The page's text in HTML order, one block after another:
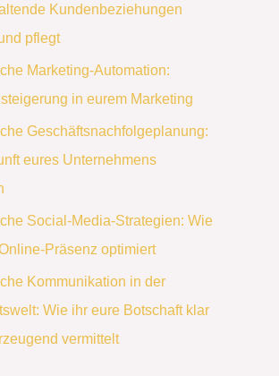
Kundenbeziehungen
pflegt
Marketing-Automation:
in eurem Marketing
Geschäftsnachfolgeplanung:
eures Unternehmens
Social-Media-Strategien: Wie
Präsenz optimiert
Kommunikation in der
Wie ihr eure Botschaft klar
vermittelt